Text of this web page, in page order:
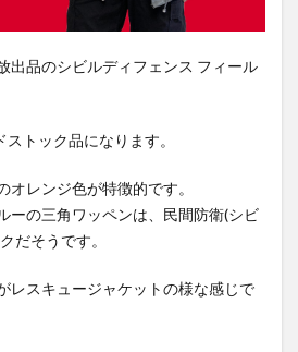
出品のシビルディフェンス フィール
トック品になります。
オレンジ色が特徴的です。
ーの三角ワッペンは、民間防衛(シビ
だそうです。
レスキュージャケットの様な感じで